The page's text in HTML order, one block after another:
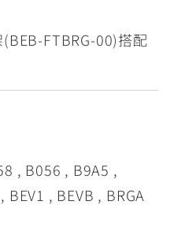
FTBRG-00)搭配
, B056 , B9A5 ,
, BEVB , BRGA